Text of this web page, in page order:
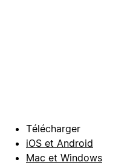
Télécharger
iOS et Android
Mac et Windows